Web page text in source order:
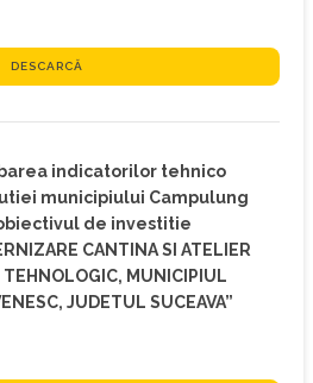
DESCARCĂ
indicatorilor tehnico
municipiului Campulung
de investitie
CANTINA SI ATELIER
MUNICIPIUL
JUDETUL SUCEAVA”